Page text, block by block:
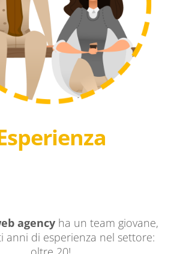
agency ha un team giovane,
anni di esperienza nel settore: